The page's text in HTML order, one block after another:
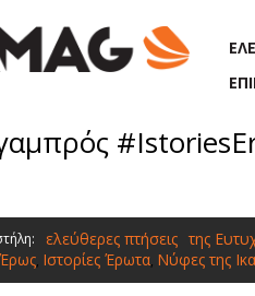
ελεύθερες πτήσεις της
Έρως, Ιστορίες Έρωτα, Νύφες της